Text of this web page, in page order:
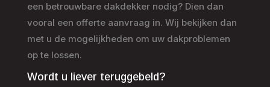
een betrouwbare dakdekker nodig? Dien dan
vooral een offerte aanvraag in. Wij bekijken dan
met u de mogelijkheden om uw dakproblemen
op te lossen.
Wordt u liever teruggebeld?